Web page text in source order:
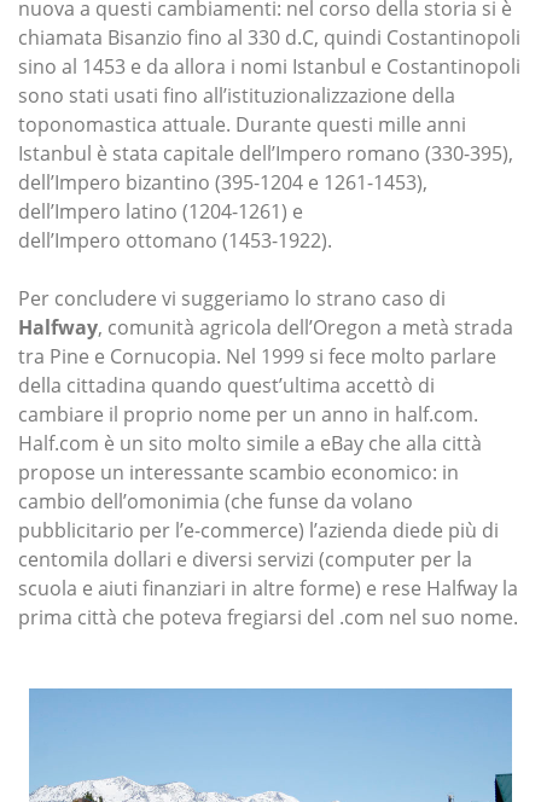
nuova a questi cambiamenti: nel corso della storia si è
chiamata Bisanzio fino al 330 d.C, quindi Costantinopoli
sino al 1453 e da allora i nomi Istanbul e Costantinopoli
sono stati usati fino all’istituzionalizzazione della
toponomastica attuale. Durante questi mille anni
Istanbul è stata capitale dell’Impero romano (330-395),
dell’Impero bizantino (395-1204 e 1261-1453),
dell’Impero latino (1204-1261) e
dell’Impero ottomano (1453-1922).
Per concludere vi suggeriamo lo strano caso di
Halfway, comunità agricola dell’Oregon a metà strada
tra Pine e Cornucopia. Nel 1999 si fece molto parlare
della cittadina quando quest’ultima accettò di
cambiare il proprio nome per un anno in half.com.
Half.com è un sito molto simile a eBay che alla città
propose un interessante scambio economico: in
cambio dell’omonimia (che funse da volano
pubblicitario per l’e-commerce) l’azienda diede più di
centomila dollari e diversi servizi (computer per la
scuola e aiuti finanziari in altre forme) e rese Halfway la
prima città che poteva fregiarsi del .com nel suo nome.